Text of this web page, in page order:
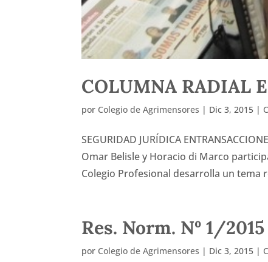
COLUMNA RADIAL
por Colegio de Agrimensores | Dic 3, 2015 |
SEGURIDAD JURÍDICA
Omar Belisle y Horacio di Marco
Colegio Profesional desarrolla un tema
Res. Norm. Nº 1/
por Colegio de Agrimensores | Dic 3, 2015 |